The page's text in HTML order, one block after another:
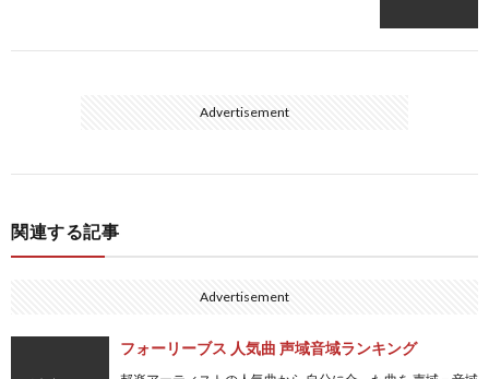
Advertisement
関連する記事
Advertisement
フォーリーブス 人気曲 声域音域ランキング